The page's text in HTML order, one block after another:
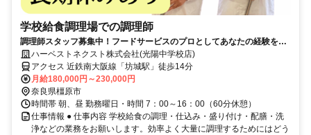
学校給食調理場での調理師
調理師スタッフ募集中！フードサービスのプロとしてあなたの経験をい
かしてください♪
ハーベストネクスト株式会社(光陽中学校店)
アクセス 近鉄南大阪線「坊城駅」徒歩14分
月給180,000円～230,000円
奈良県橿原市
時間帯 朝、昼 勤務曜日・時間 7：00～16：00（60分休憩）
仕事情報 ● 仕事内容 学校給食の調理・仕込み・盛り付け・配膳・洗
浄などの業務をお願いします。効率よく大量に調理するためにはどう